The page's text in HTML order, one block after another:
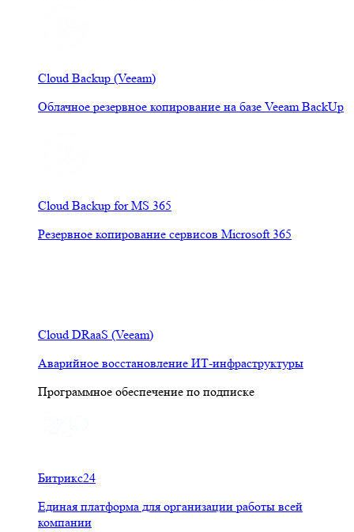
Cloud Backup (Veeam)
Облачное резервное копирование на базе Veeam BackUp
Cloud Backup for MS 365
Резервное копирование сервисов Microsoft 365
Cloud DRaaS (Veeam)
Аварийное восстановление ИТ-инфраструктуры
Программное обеспечение по подписке
Битрикс24
Единая платформа для организации работы всей
компании